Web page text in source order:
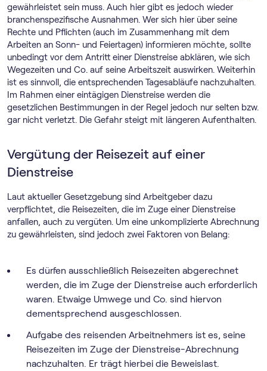
gewährleistet sein muss. Auch hier gibt es jedoch wieder
branchenspezifische Ausnahmen. Wer sich hier über seine
Rechte und Pflichten (auch im Zusammenhang mit dem
Arbeiten an Sonn- und Feiertagen) informieren möchte, sollte
unbedingt vor dem Antritt einer Dienstreise abklären, wie sich
Wegezeiten und Co. auf seine Arbeitszeit auswirken. Weiterhin
ist es sinnvoll, die entsprechenden Tagesabläufe nachzuhalten.
Im Rahmen einer eintägigen Dienstreise werden die
gesetzlichen Bestimmungen in der Regel jedoch nur selten bzw.
gar nicht verletzt. Die Gefahr steigt mit längeren Aufenthalten.
Vergütung der Reisezeit auf einer
Dienstreise
Laut aktueller Gesetzgebung sind Arbeitgeber dazu
verpflichtet, die Reisezeiten, die im Zuge einer Dienstreise
anfallen, auch zu vergüten. Um eine unkomplizierte Abrechnung
zu gewährleisten, sind jedoch zwei Faktoren von Belang:
Es dürfen ausschließlich Reisezeiten abgerechnet
werden, die im Zuge der Dienstreise auch erforderlich
waren. Etwaige Umwege und Co. sind hiervon
dementsprechend ausgeschlossen.
Aufgabe des reisenden Arbeitnehmers ist es, seine
Reisezeiten im Zuge der Dienstreise-Abrechnung
nachzuhalten. Er trägt hierbei die Beweislast.